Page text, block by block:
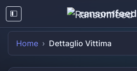
ransomfeed
Home Dettaglio Vittima